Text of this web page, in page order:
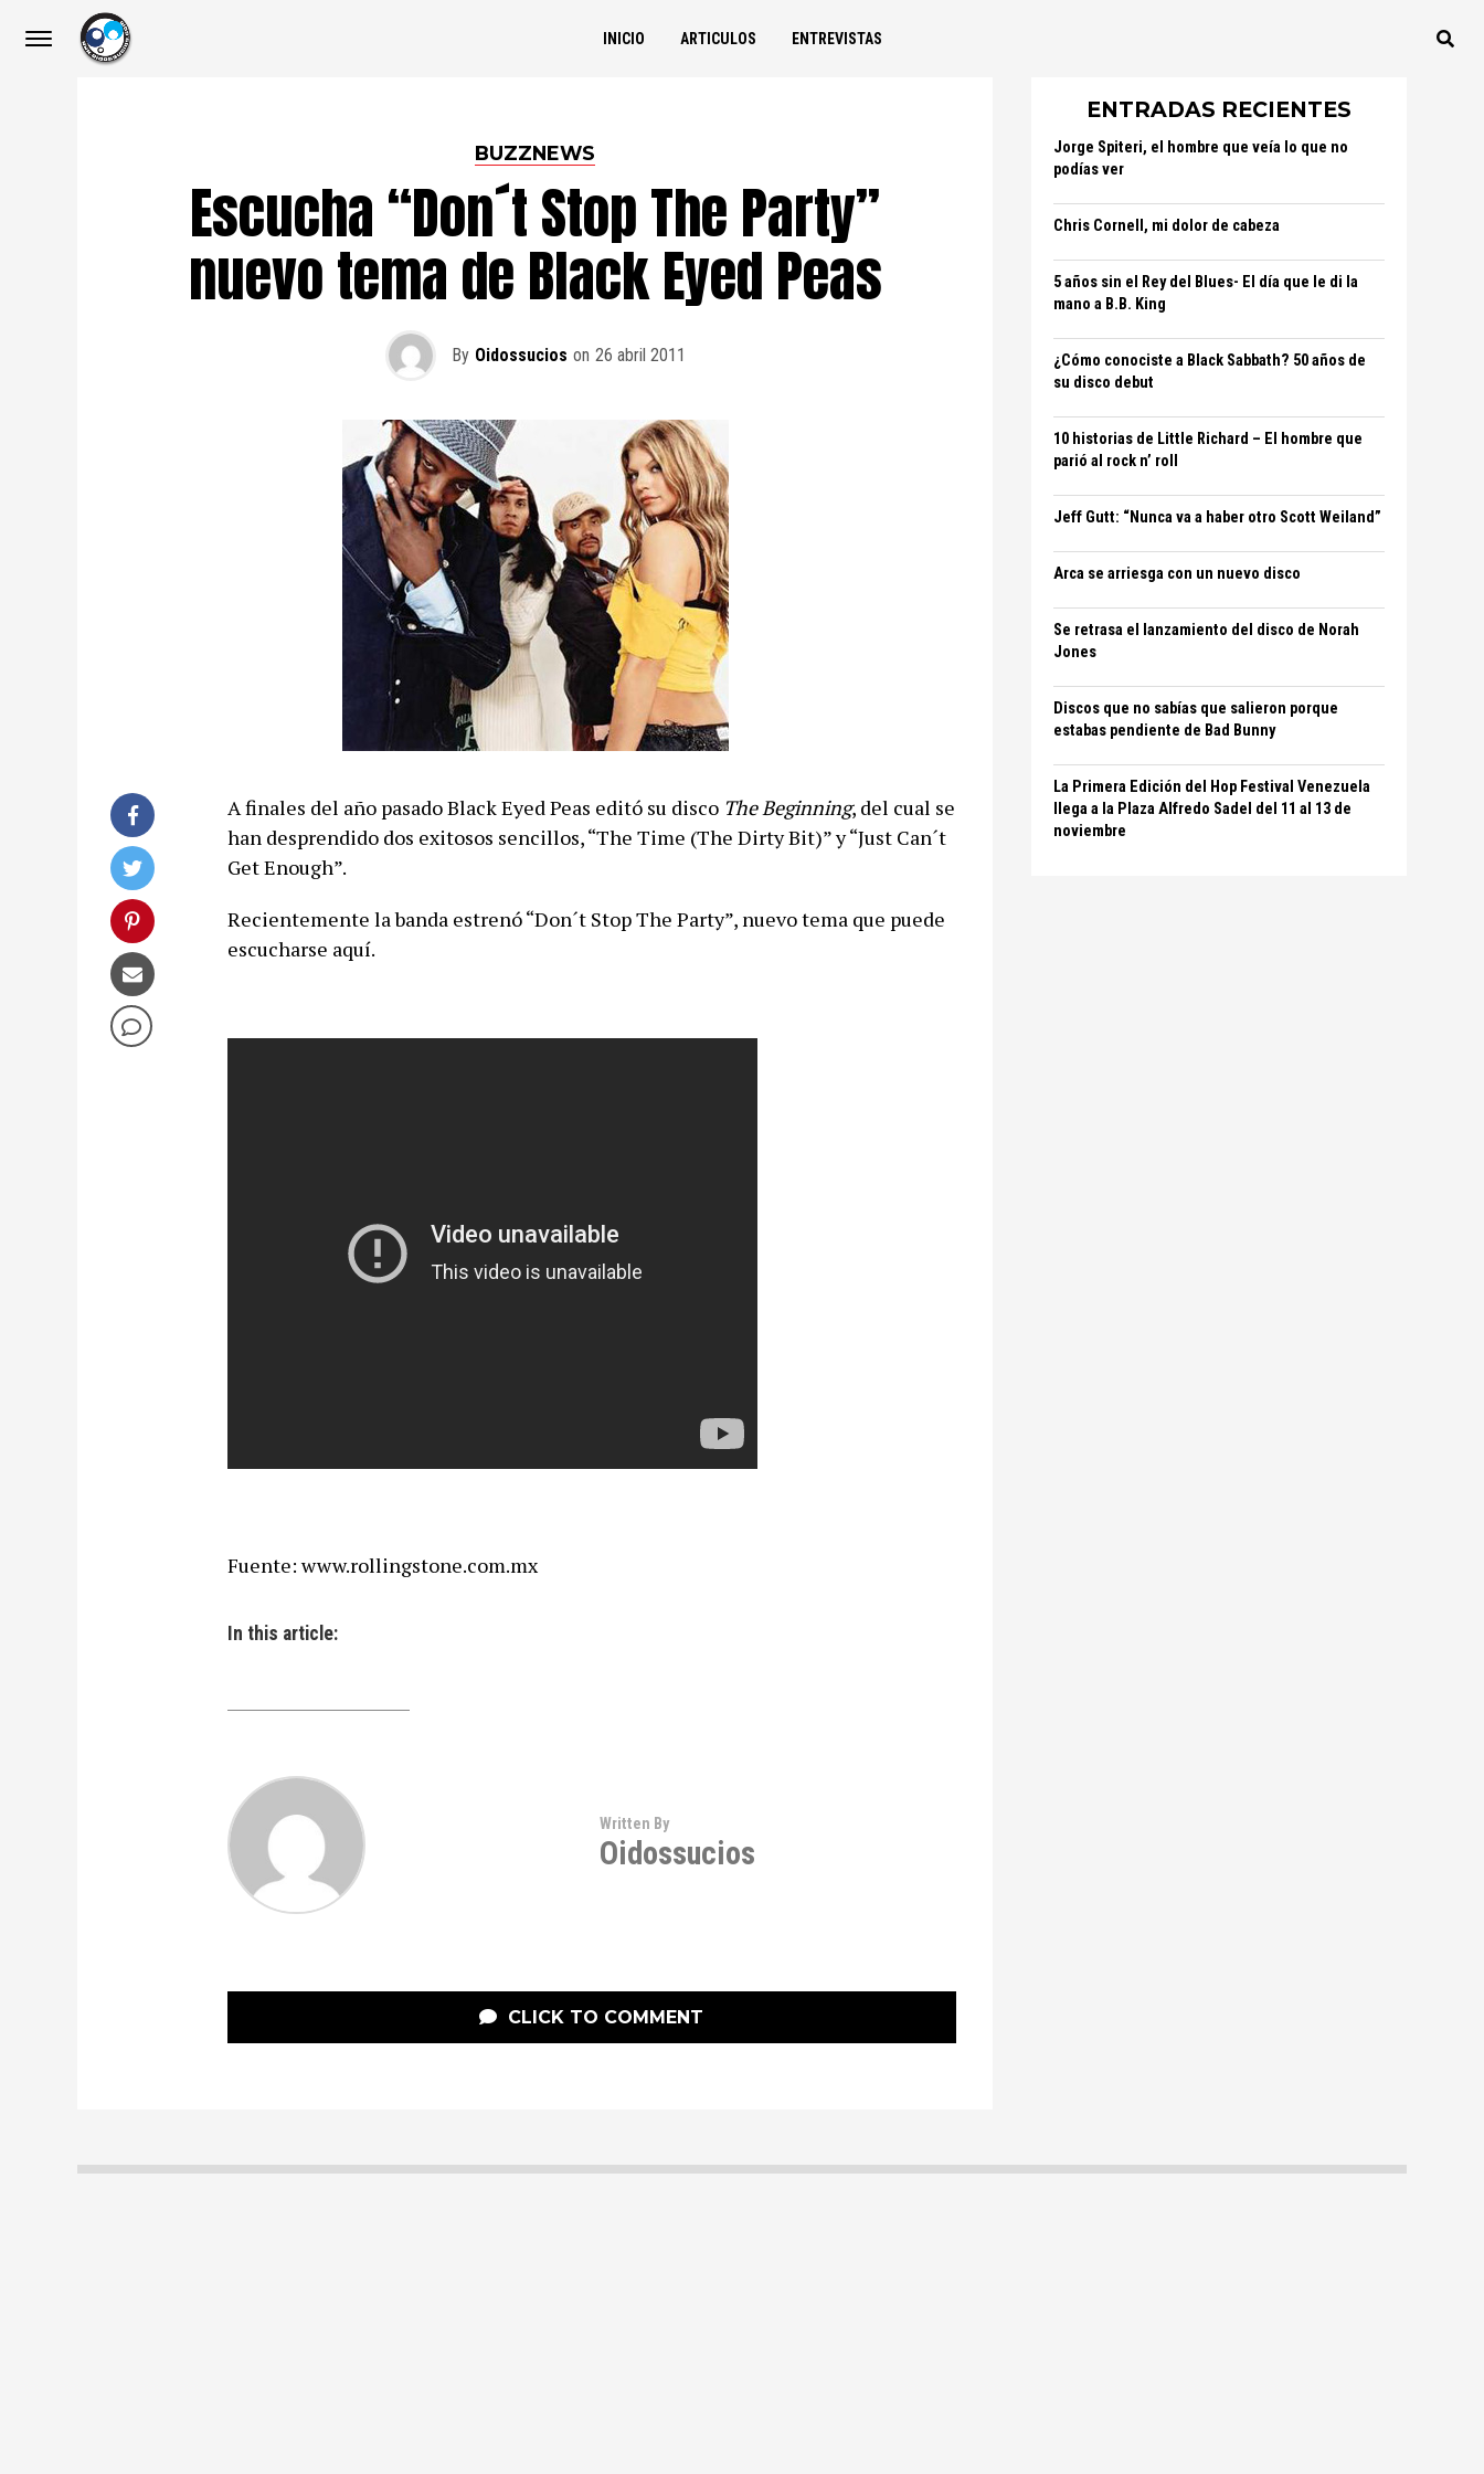
INICIO ARTICULOS ENTREVISTAS
BUZZNEWS
Escucha “Don´t Stop The Party”
nuevo tema de Black Eyed Peas
By Oidossucios on 26 abril 2011
A finales del año pasado Black Eyed Peas editó su disco The Beginning, del cual se
han desprendido dos exitosos sencillos, “The Time (The Dirty Bit)” y “Just Can´t
Get Enough”.
Recientemente la banda estrenó “Don´t Stop The Party”, nuevo tema que puede
escucharse aquí.
Fuente: www.rollingstone.com.mx
In this article:
Written By
Oidossucios
CLICK TO COMMENT
ENTRADAS RECIENTES
Jorge Spiteri, el hombre que veía lo que no
podías ver
Chris Cornell, mi dolor de cabeza
5 años sin el Rey del Blues- El día que le di la
mano a B.B. King
¿Cómo conociste a Black Sabbath? 50 años de
su disco debut
10 historias de Little Richard – El hombre que
parió al rock n’ roll
Jeff Gutt: “Nunca va a haber otro Scott Weiland”
Arca se arriesga con un nuevo disco
Se retrasa el lanzamiento del disco de Norah
Jones
Discos que no sabías que salieron porque
estabas pendiente de Bad Bunny
La Primera Edición del Hop Festival Venezuela
llega a la Plaza Alfredo Sadel del 11 al 13 de
noviembre